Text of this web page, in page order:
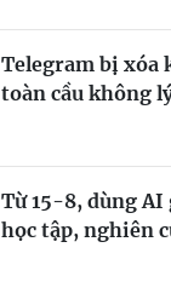
Telegram bị xóa
toàn cầu không
Từ 15-8, dùng
học tập, nghiên